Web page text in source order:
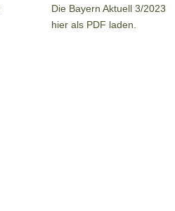
Die Bayern Aktuell 3/2023
hier als PDF laden.